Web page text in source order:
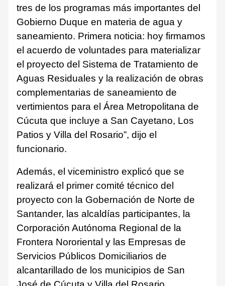
tres de los programas más importantes del
Gobierno Duque en materia de agua y
saneamiento. Primera noticia: hoy firmamos
el acuerdo de voluntades para materializar
el proyecto del Sistema de Tratamiento de
Aguas Residuales y la realización de obras
complementarias de saneamiento de
vertimientos para el Área Metropolitana de
Cúcuta que incluye a San Cayetano, Los
Patios y Villa del Rosario”, dijo el
funcionario.
Además, el viceministro explicó que se
realizará el primer comité técnico del
proyecto con la Gobernación de Norte de
Santander, las alcaldías participantes, la
Corporación Autónoma Regional de la
Frontera Nororiental y las Empresas de
Servicios Públicos Domiciliarios de
alcantarillado de los municipios de San